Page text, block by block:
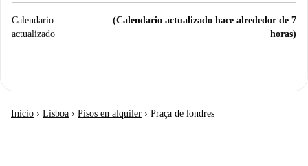
Calendario
actualizado
(Calendario actualizado hace alrededor de 7
horas)
Inicio › Lisboa › Pisos en alquiler › Praça de londres